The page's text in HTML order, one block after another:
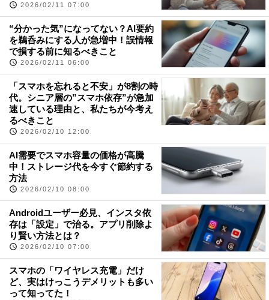
2026/02/11 07:00
“分かった気”になってない？AI要約
を鵜呑みにする人が急増中！誤情報
で損する前に知るべきこと
2026/02/11 06:00
「スマホを忘れると不安」が8割の時
代。シニア層の”スマホ依存”が急加
速している理由と、私たちが今考え
るべきこと
2026/02/10 12:00
AI需要でスマホ容量の価格が高騰
中！ストレージ代を今すぐ節約する
方法
2026/02/10 08:00
Androidユーザー必見、インスタ依
存は「設定」で治る。アプリ削除よ
り賢い方法とは？
2026/02/10 07:00
スマホの「ワイヤレス充電」だけ
ど、実はけっこうデメリットも多い
って知ってた！